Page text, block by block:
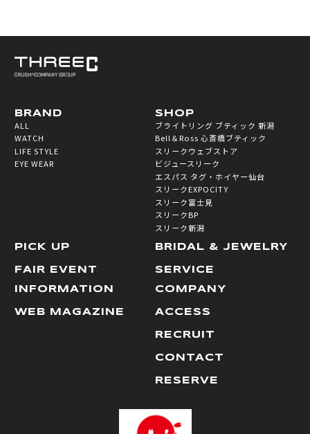
BRAND
ALL
WATCH
LIFE STYLE
EYE WEAR
SHOP
ブライトリング ブティック 新潟
Bell＆Ross 心斎橋ブティック
スリークウェブストア
ビジュースリーク
エスパス タグ・ホイヤー仙台
スリークEXPOCITY
スリーク富士見
スリークBP
スリーク新潟
PICK UP
FAIR EVENT
INFORMATION
WEB MAGAZINE
BRIDAL & JEWELRY
SERVICE
COMPANY
ACCESS
RECRUIT
CONTACT
RESERVE